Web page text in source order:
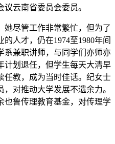
云南省委员会委员。
她尽管工作非常繁忙，但为了
人才，仍在1974至1980年间
系兼职讲师，与同学们亦师亦
计划退任，但学生每天大清早
任教，成为当时佳话。纪女士
对推动大学发展不遗余力。
也鲁传理教育基金，对传理学